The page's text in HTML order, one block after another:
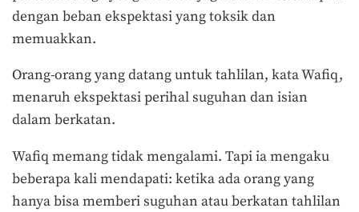
dengan beban ekspektasi yang toksik dan
memuakkan.
Orang-orang yang datang untuk tahlilan, kata Wafiq,
menaruh ekspektasi perihal suguhan dan isian
dalam berkatan.
Wafiq memang tidak mengalami. Tapi ia mengaku
beberapa kali mendapati: ketika ada orang yang
hanya bisa memberi suguhan atau berkatan tahlilan